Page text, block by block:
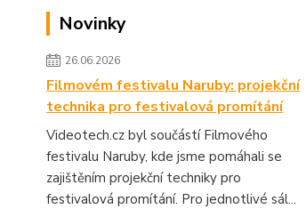
Novinky
26.06.2026
Filmovém festivalu Naruby: projekční
technika pro festivalová promítání
Videotech.cz byl součástí Filmového
festivalu Naruby, kde jsme pomáhali se
zajištěním projekční techniky pro
festivalová promítání. Pro jednotlivé sál...